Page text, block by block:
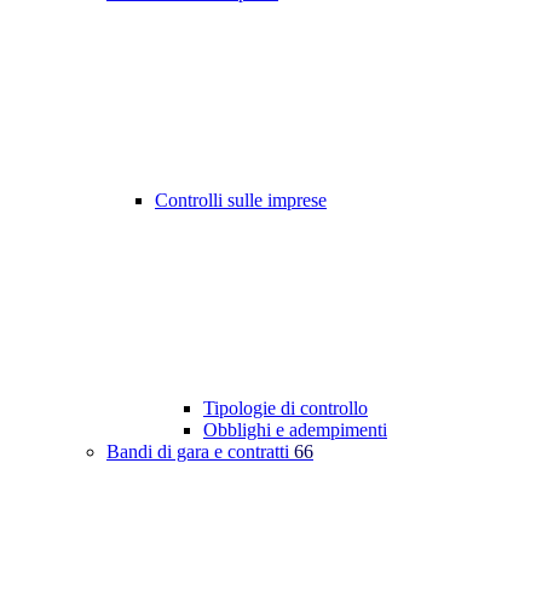
Controlli sulle imprese
Tipologie di controllo
Obblighi e adempimenti
Bandi di gara e contratti 66